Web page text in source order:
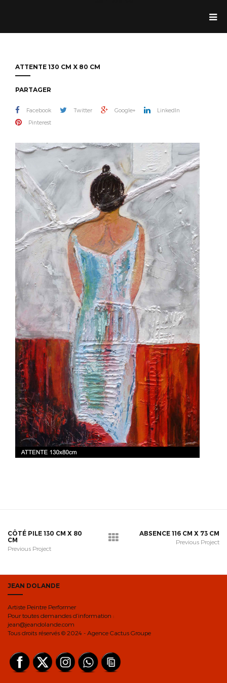
ATTENTE 130 CM X 80 CM
PARTAGER
Facebook Twitter Google+
LinkedIn
Pinterest
CÔTÉ PILE 130 CM X 80
CM
Previous Project
ABSENCE 116 CM X 73 CM
Previous Project
JEAN DOLANDE
Artiste Peintre Performer
Pour toutes demandes d’information :
jean@jeandolande.com
Tous droits réservés © 2024 - Agence Cactus Groupe